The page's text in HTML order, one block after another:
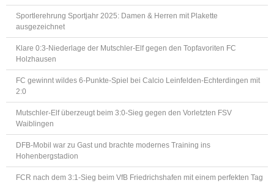
Sportlerehrung Sportjahr 2025: Damen & Herren mit Plakette
ausgezeichnet
Klare 0:3-Niederlage der Mutschler-Elf gegen den Topfavoriten FC
Holzhausen
FC gewinnt wildes 6-Punkte-Spiel bei Calcio Leinfelden-Echterdingen mit
2:0
Mutschler-Elf überzeugt beim 3:0-Sieg gegen den Vorletzten FSV
Waiblingen
DFB-Mobil war zu Gast und brachte modernes Training ins
Hohenbergstadion
FCR nach dem 3:1-Sieg beim VfB Friedrichshafen mit einem perfekten Tag